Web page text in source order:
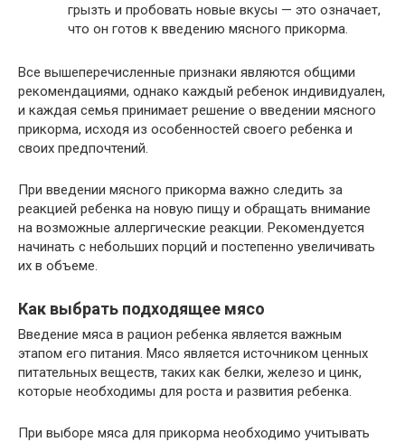
грызть и пробовать новые вкусы — это означает,
что он готов к введению мясного прикорма.
Все вышеперечисленные признаки являются общими
рекомендациями, однако каждый ребенок индивидуален,
и каждая семья принимает решение о введении мясного
прикорма, исходя из особенностей своего ребенка и
своих предпочтений.
При введении мясного прикорма важно следить за
реакцией ребенка на новую пищу и обращать внимание
на возможные аллергические реакции. Рекомендуется
начинать с небольших порций и постепенно увеличивать
их в объеме.
Как выбрать подходящее мясо
Введение мяса в рацион ребенка является важным
этапом его питания. Мясо является источником ценных
питательных веществ, таких как белки, железо и цинк,
которые необходимы для роста и развития ребенка.
При выборе мяса для прикорма необходимо учитывать